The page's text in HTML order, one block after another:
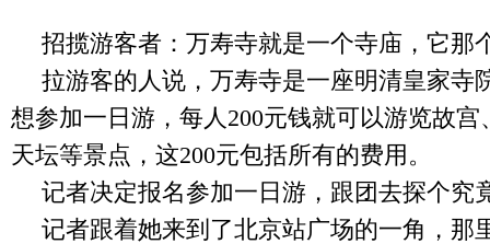
招揽游客者：万寿寺就是一个寺庙，它那
拉游客的人说，万寿寺是一座明清皇家寺
想参加一日游，每人200元钱就可以游览故
天坛等景点，这200元包括所有的费用。
记者决定报名参加一日游，跟团去探个究
记者跟着她来到了北京站广场的一角，那